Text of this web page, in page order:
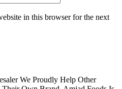
in this browser for the next
We Proudly Help Other